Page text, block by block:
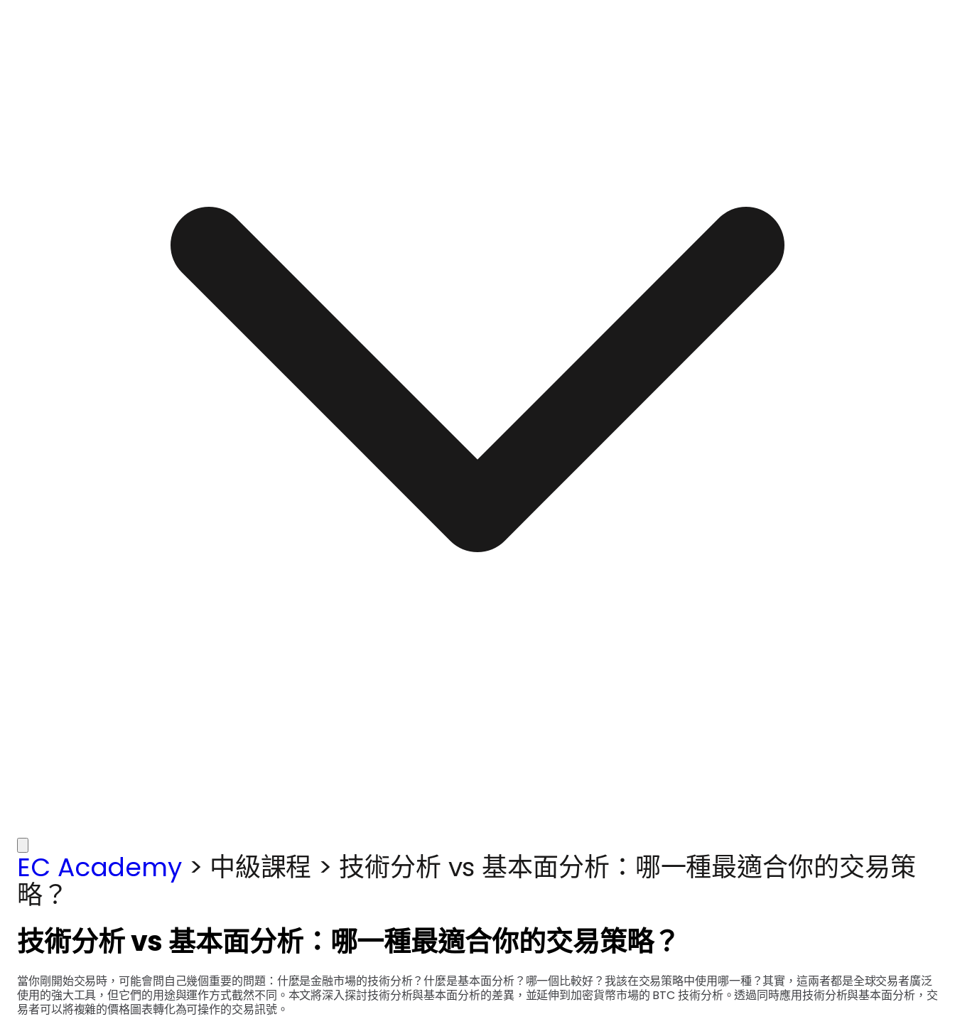
EC Academy > 中級課程 > 技術分析 vs 基本面分析：哪一種最適合你的交易策
略？
技術分析 vs 基本面分析：哪一種最適合你的交易策略？
當你剛開始交易時，可能會問自己幾個重要的問題：什麼是金融市場的技術分析？什麼是基本面分析？哪一個比較好？我該在交易策略中使用哪一種？其實，這兩者都是全球交易者廣泛
使用的強大工具，但它們的用途與運作方式截然不同。本文將深入探討技術分析與基本面分析的差異，並延伸到加密貨幣市場的 BTC 技術分析。透過同時應用技術分析與基本面分析，交
易者可以將複雜的價格圖表轉化為可操作的交易訊號。